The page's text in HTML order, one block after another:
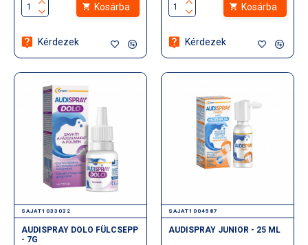
Kosárba
Kérdezek
Kosárba
Kérdezek
SAJAT1033032
AUDISPRAY DOLO FÜLCSEPP
- 7G
SAJAT1004587
AUDISPRAY JUNIOR - 25 ML